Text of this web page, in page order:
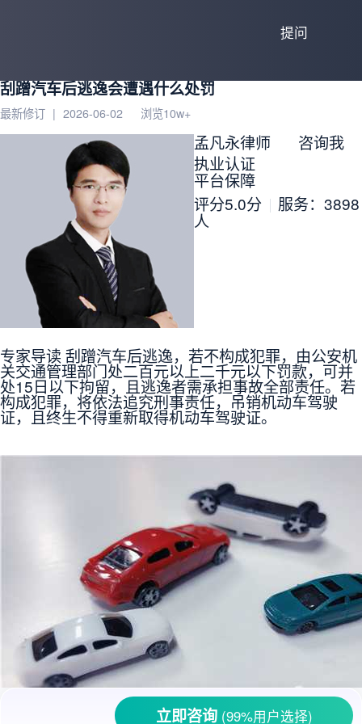
提问
刮蹭汽车后逃逸会遭遇什么处罚
最新修订 | 2026-06-02 浏览10w+
孟凡永律师
执业认证
平台保障
咨询我
评分5.0分 服务：3898
人
专家导读 刮蹭汽车后逃逸，若不构成犯罪，由公安机
关交通管理部门处二百元以上二千元以下罚款，可并
处15日以下拘留，且逃逸者需承担事故全部责任。若
构成犯罪，将依法追究刑事责任，吊销机动车驾驶
证，且终生不得重新取得机动车驾驶证。
立即咨询 (99%用户选择)